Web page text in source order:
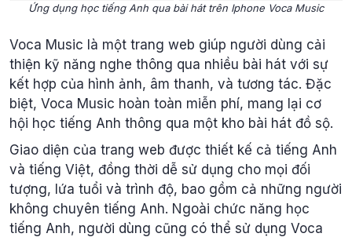
Ứng dụng học tiếng Anh qua bài hát trên Iphone Voca Music
Voca Music là một trang web giúp người dùng cải
thiện kỹ năng nghe thông qua nhiều bài hát với sự
kết hợp của hình ảnh, âm thanh, và tương tác. Đặc
biệt, Voca Music hoàn toàn miễn phí, mang lại cơ
hội học tiếng Anh thông qua một kho bài hát đồ sộ.
Giao diện của trang web được thiết kế cả tiếng Anh
và tiếng Việt, đồng thời dễ sử dụng cho mọi đối
tượng, lứa tuổi và trình độ, bao gồm cả những người
không chuyên tiếng Anh. Ngoài chức năng học
tiếng Anh, người dùng cũng có thể sử dụng Voca